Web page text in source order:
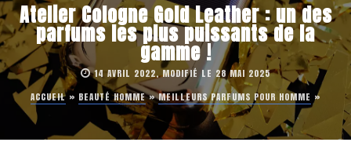
Atelier Cologne Gold Leather : un des
parfums les plus puissants de la
gamme !
14 AVRIL 2022, MODIFIÉ LE 28 MAI 2025
ACCUEIL» BEAUTÉ HOMME»MEILLEURS PARFUMS POUR HOMME »